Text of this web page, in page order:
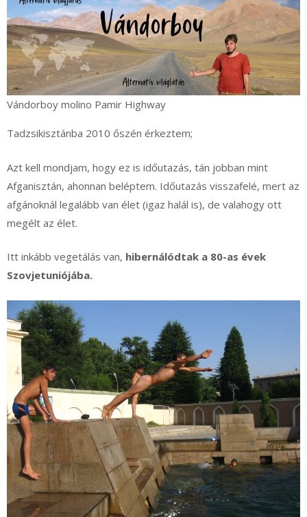
Vándorboy molino Pamir Highway
Tadzsikisztánba 2010 őszén érkeztem;
Azt kell mondjam, hogy ez is időutazás, tán jobban mint
Afganisztán, ahonnan beléptem. Időutazás visszafelé, mert az
afgánoknál legalább van élet (igaz halál is), de valahogy ott
megélt az élet.
Itt inkább vegetálás van, hibernálódtak a 80-as évek
Szovjetuniójába.